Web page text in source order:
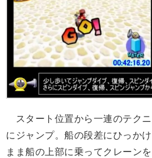
スタート位置から一連のテク
にジャンプ。船の段差にひっか
まま船の上部に乗ってクレーンを